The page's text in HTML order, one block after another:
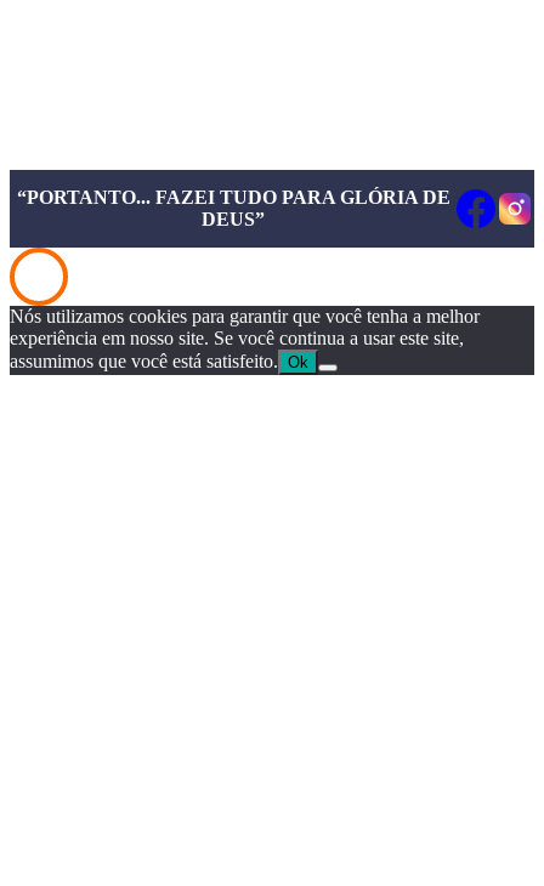
“PORTANTO... FAZEI TUDO PARA GLÓRIA DE
DEUS”
Nós utilizamos cookies para garantir que você tenha a melhor
experiência em nosso site. Se você continua a usar este site,
assumimos que você está satisfeito. Ok